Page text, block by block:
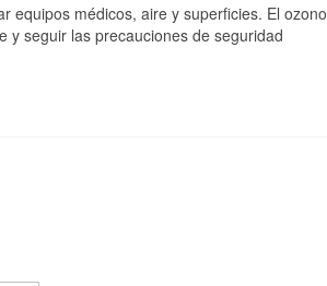
equipos médicos, aire y superficies. El ozono
y seguir las precauciones de seguridad